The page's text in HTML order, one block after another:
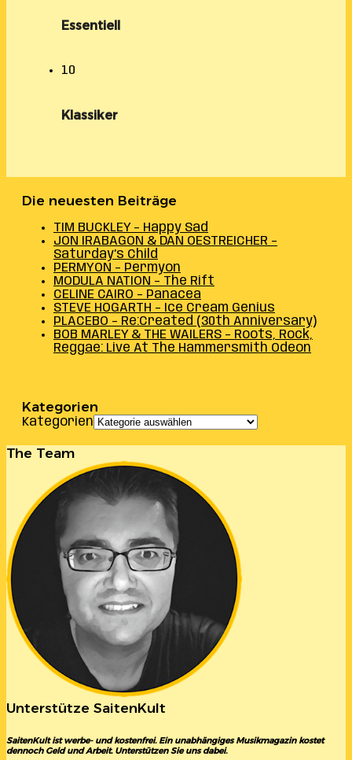
Essentiell
10
Klassiker
Die neuesten Beiträge
TIM BUCKLEY – Happy Sad
JON IRABAGON & DAN OESTREICHER –
Saturday’s Child
PERMYON – Permyon
MODULA NATION – The Rift
CELINE CAIRO – Panacea
STEVE HOGARTH – Ice Cream Genius
PLACEBO – Re:Created (30th Anniversary)
BOB MARLEY & THE WAILERS – Roots, Rock,
Reggae: Live At The Hammersmith Odeon
Kategorien
Kategorien
The Team
Unterstütze SaitenKult
SaitenKult ist werbe- und kostenfrei. Ein unabhängiges Musikmagazin kostet
dennoch Geld und Arbeit. Unterstützen Sie uns dabei.